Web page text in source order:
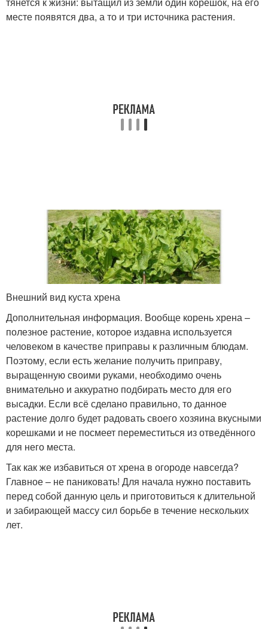
месте появятся два, а то и три источника растения.
Внешний вид куста хрена
Дополнительная информация. Вообще корень хрена –
полезное растение, которое издавна используется
человеком в качестве приправы к различным блюдам.
Поэтому, если есть желание получить приправу,
выращенную своими руками, необходимо очень
внимательно и аккуратно подбирать место для его
высадки. Если всё сделано правильно, то данное
растение долго будет радовать своего хозяина вкусными
корешками и не посмеет переместиться из отведённого
для него места.
Так как же избавиться от хрена в огороде навсегда?
Главное – не паниковать! Для начала нужно поставить
перед собой данную цель и приготовиться к длительной
и забирающей массу сил борьбе в течение нескольких
лет.